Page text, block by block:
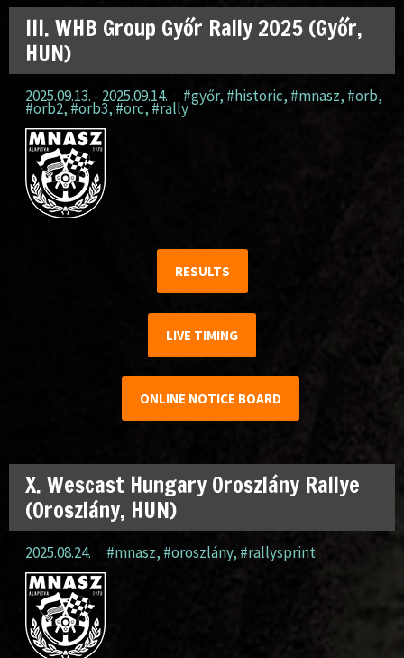
III. WHB Group Győr Rally 2025 (Győr,
HUN)
2025.09.13. - 2025.09.14. #győr, #historic, #mnasz, #orb,
#orb2, #orb3, #orc, #rally
RESULTS
LIVE TIMING
ONLINE NOTICE BOARD
X. Wescast Hungary Oroszlány Rallye
(Oroszlány, HUN)
2025.08.24. #mnasz, #oroszlány, #rallysprint